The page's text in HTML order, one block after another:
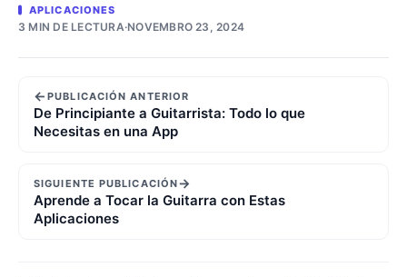
APLICACIONES
3 MIN DE LECTURA·NOVEMBRO 23, 2024
←PUBLICACIÓN ANTERIOR
De Principiante a Guitarrista: Todo lo que
Necesitas en una App
SIGUIENTE PUBLICACIÓN→
Aprende a Tocar la Guitarra con Estas
Aplicaciones